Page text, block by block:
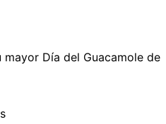
Día del Guacamole de